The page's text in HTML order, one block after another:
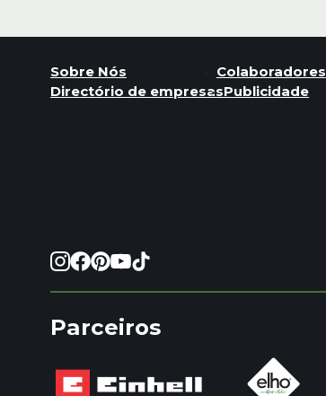
Sobre Nós Colaboradores
Directório de empresasPublicidade
Parceiros